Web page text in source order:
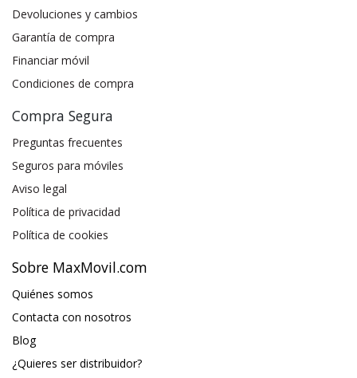
Devoluciones y cambios
Garantía de compra
Financiar móvil
Condiciones de compra
Compra Segura
Preguntas frecuentes
Seguros para móviles
Aviso legal
Política de privacidad
Política de cookies
Sobre MaxMovil.com
Quiénes somos
Contacta con nosotros
Blog
¿Quieres ser distribuidor?